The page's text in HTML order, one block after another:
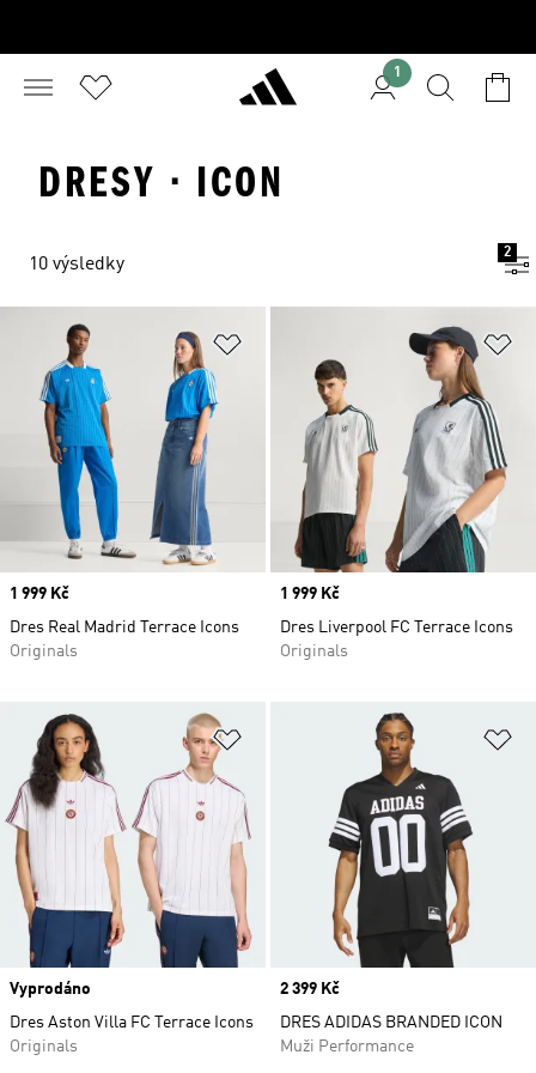
1
DRESY · ICON
10 výsledky
2
Přidat do seznamu přání
Price
1 999 Kč
Dres Real Madrid Terrace Icons
Originals
Price
1 999 Kč
Dres Liverpool FC Terrace Icons
Originals
Přidat do seznamu přání
Vyprodáno
Dres Aston Villa FC Terrace Icons
Originals
Price
2 399 Kč
DRES ADIDAS BRANDED ICON
Muži Performance